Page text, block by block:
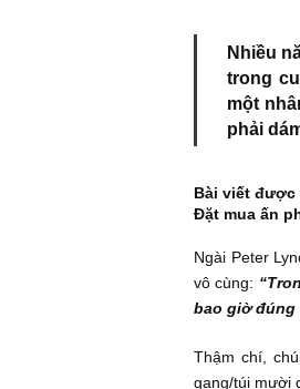
một
Bài viết
Ngài